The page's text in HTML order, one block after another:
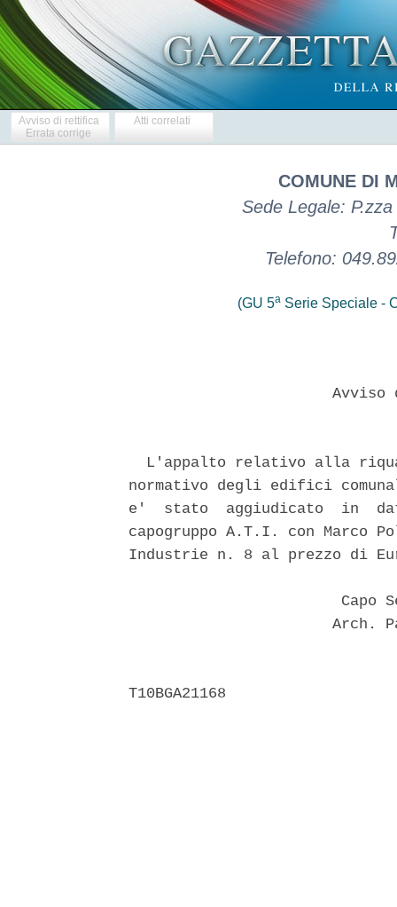
Avviso di rettifica
Errata corrige
Atti correlati
COMUNE DI
Sede Legale:
Telefono:
(GU 5a Serie Speciale -
L'appalto relativo alla
normativo degli edifici
e'  stato  aggiudicato  in
capogruppo A.T.I. con Marco
Industrie n. 8 al prezzo di
Capo
Arch.